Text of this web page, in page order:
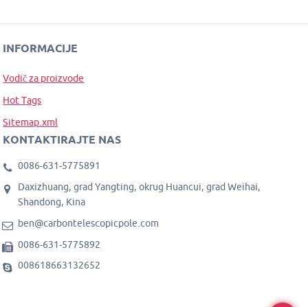
INFORMACIJE
Vodič za proizvode
Hot Tags
Sitemap.xml
KONTAKTIRAJTE NAS
0086-631-5775891
Daxizhuang, grad Yangting, okrug Huancui, grad Weihai,
Shandong, Kina
ben@carbontelescopicpole.com
0086-631-5775892
008618663132652